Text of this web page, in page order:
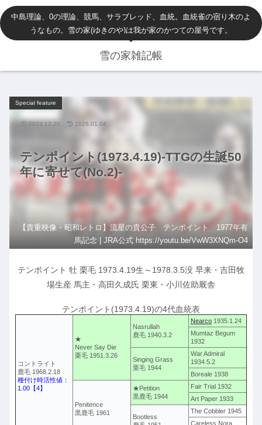
中島理論、0の理論、競馬、サラブレッド、血統。血統雀の宿り木のよ
うなもの。雪の家(ゆきのや)は我が家のかつての屋号です。
雪の家雑記帳
テンポイント(1973.4.19)-TTGの生誕50
年に寄せて(No.2)-
Special feature
【貴重映像・昭和レトロ】流星の貴公子 テンポイント 1977年有
馬記念 | JRA公式 https://youtu.be/VwW3XNQm-O4
2023.12.20 2026.01.04
テンポイント 牡 栗毛 1973.4.19生～1978.3.5没 早来・吉田牧
場生産 馬主・高田久成氏 栗東・小川佐助厩舎
テンポイント(1973.4.19)の4代血統表
コントライト
鹿毛 1968.2.18
種付け時活性値：
1.00【4】
★
Never Say Die
栗毛 1951.3.26
Nasrullah
鹿毛 1940.3.2
Nearco 1935.1.24
Mumtaz Begum
1932
Singing Grass
栗毛 1944
War Admiral
1934.5.2
Boreale 1938
Penitence
黒鹿毛 1961
★Petition
黒鹿毛 1944
Fair Trial 1932
Art Paper 1933
Bootless
The Cobbler 1945
Careless Nora